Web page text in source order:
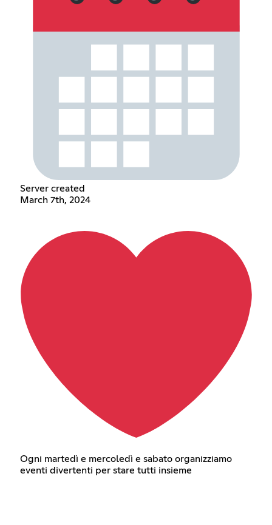
Server created
March 7th, 2024
Ogni martedì e mercoledì e sabato organizziamo
eventi divertenti per stare tutti insieme